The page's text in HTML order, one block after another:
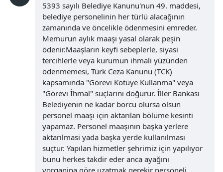
5393 sayılı Belediye Kanunu'nun 49. maddesi,
belediye personelinin her türlü alacağının
zamanında ve öncelikle ödenmesini emreder.
Memurun aylık maaşı yasal olarak peşin
ödenir.Maaşların keyfi sebeplerle, siyasi
tercihlerle veya kurumun ihmali yüzünden
ödenmemesi, Türk Ceza Kanunu (TCK)
kapsamında "Görevi Kötüye Kullanma" veya
"Görevi İhmal" suçlarını doğurur. İller Bankası
Belediyenin ne kadar borcu olursa olsun
personel maaşı için aktarılan bölüme kesinti
yapamaz. Personel maaşının başka yerlere
aktarılmasi yada başka yerde kullanılması
suçtur. Yapılan hizmetler şehrimiz için yapılıyor
bunu herkes takdir eder anca ayağını